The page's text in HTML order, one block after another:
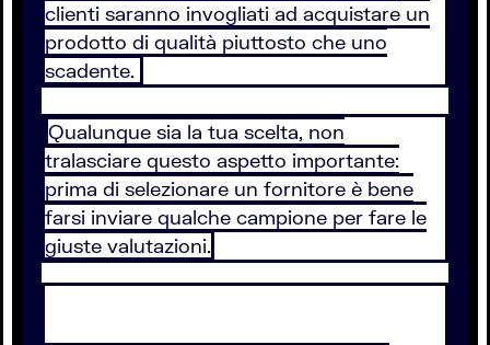
clienti saranno invogliati ad acquistare un
prodotto di qualità piuttosto che uno
scadente.
Qualunque sia la tua scelta, non
tralasciare questo aspetto importante:
prima di selezionare un fornitore è bene
farsi inviare qualche campione per fare le
giuste valutazioni.